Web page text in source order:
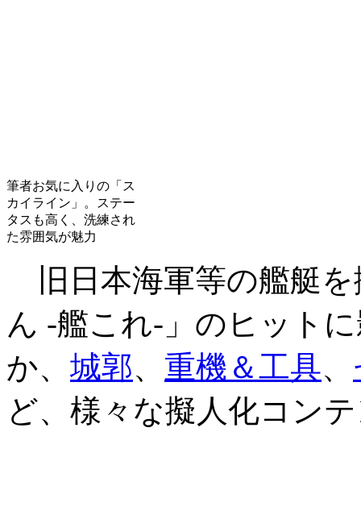
筆者お気に入りの「ス
カイライン」。ステー
タスも高く、洗練され
た雰囲気が魅力
旧日本海軍等の艦艇
ん -艦これ-」のヒット
か、 城郭、 重機＆工具、
ど、様々な擬人化コン